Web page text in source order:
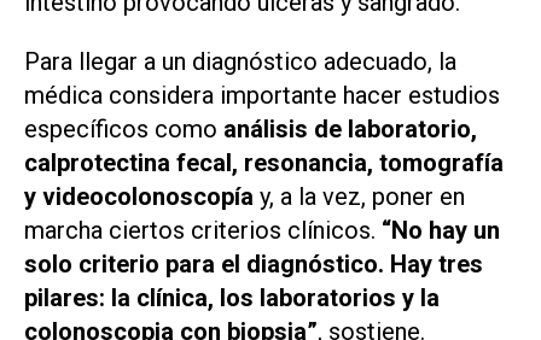
Para llegar a un diagnóstico adecuado, la
médica considera importante hacer estudios
específicos como análisis de laboratorio,
calprotectina fecal, resonancia, tomografía
y videocolonoscopía y, a la vez, poner en
marcha ciertos criterios clínicos. “No hay un
solo criterio para el diagnóstico. Hay tres
pilares: la clínica, los laboratorios y la
colonoscopia con biopsia”, sostiene.